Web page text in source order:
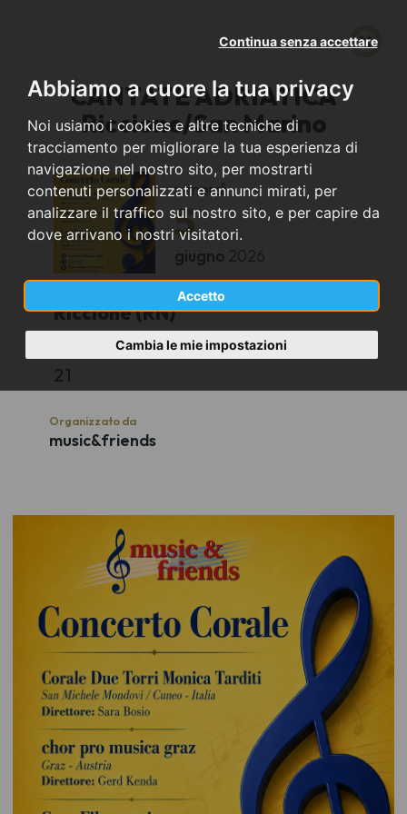
Abbiamo a cuore la tua privacy
Noi usiamo i cookies e altre tecniche di
tracciamento per migliorare la tua esperienza di
navigazione nel nostro sito, per mostrarti
contenuti personalizzati e annunci mirati, per
analizzare il traffico sul nostro sito, e per capire da
dove arrivano i nostri visitatori.
Accetto
Continua senza accettare
Cambia le mie impostazioni
CANTATE ADRIATICA
Riccione/San Marino
venerdì
5
giugno 2026
Riccione (RN)
Chiesa MATER ADMIRABILIS
21
Organizzato da
music&friends